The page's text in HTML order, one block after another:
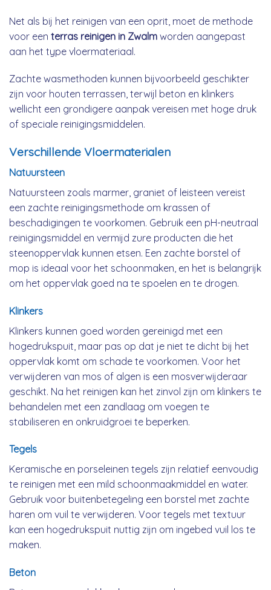
Net als bij het reinigen van een oprit, moet de methode
voor een terras reinigen in Zwalm worden aangepast
aan het type vloermateriaal.
Zachte wasmethoden kunnen bijvoorbeeld geschikter
zijn voor houten terrassen, terwijl beton en klinkers
wellicht een grondigere aanpak vereisen met hoge druk
of speciale reinigingsmiddelen.
Verschillende Vloermaterialen
Natuursteen
Natuursteen zoals marmer, graniet of leisteen vereist
een zachte reinigingsmethode om krassen of
beschadigingen te voorkomen. Gebruik een pH-neutraal
reinigingsmiddel en vermijd zure producten die het
steenoppervlak kunnen etsen. Een zachte borstel of
mop is ideaal voor het schoonmaken, en het is belangrijk
om het oppervlak goed na te spoelen en te drogen.
Klinkers
Klinkers kunnen goed worden gereinigd met een
hogedrukspuit, maar pas op dat je niet te dicht bij het
oppervlak komt om schade te voorkomen. Voor het
verwijderen van mos of algen is een mosverwijderaar
geschikt. Na het reinigen kan het zinvol zijn om klinkers te
behandelen met een zandlaag om voegen te
stabiliseren en onkruidgroei te beperken.
Tegels
Keramische en porseleinen tegels zijn relatief eenvoudig
te reinigen met een mild schoonmaakmiddel en water.
Gebruik voor buitenbetegeling een borstel met zachte
haren om vuil te verwijderen. Voor tegels met textuur
kan een hogedrukspuit nuttig zijn om ingebed vuil los te
maken.
Beton